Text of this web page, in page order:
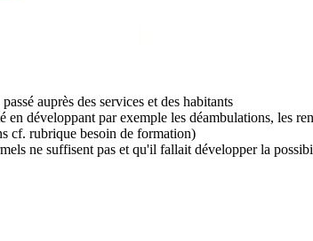
auprès des services et des habitants
développant par exemple les déambulations, les
cf. rubrique besoin de formation)
ne suffisent pas et qu'il fallait développer la